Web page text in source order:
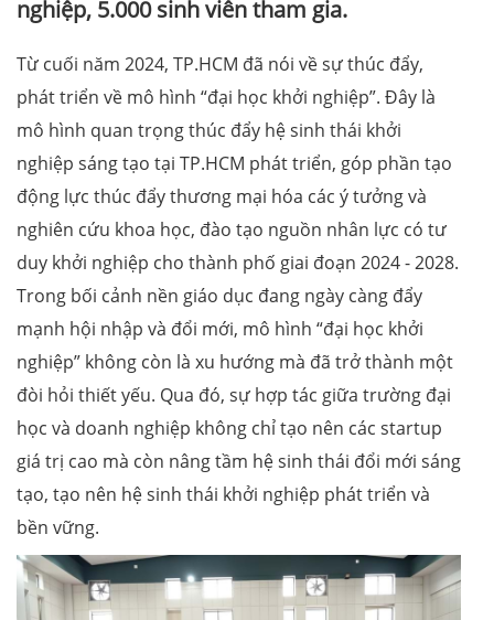
nghiệp, 5.000 sinh viên tham gia.
Từ cuối năm 2024, TP.HCM đã nói về sự thúc đẩy,
phát triển về mô hình “đại học khởi nghiệp”. Đây là
mô hình quan trọng thúc đẩy hệ sinh thái khởi
nghiệp sáng tạo tại TP.HCM phát triển, góp phần tạo
động lực thúc đẩy thương mại hóa các ý tưởng và
nghiên cứu khoa học, đào tạo nguồn nhân lực có tư
duy khởi nghiệp cho thành phố giai đoạn 2024 - 2028.
Trong bối cảnh nền giáo dục đang ngày càng đẩy
mạnh hội nhập và đổi mới, mô hình “đại học khởi
nghiệp” không còn là xu hướng mà đã trở thành một
đòi hỏi thiết yếu. Qua đó, sự hợp tác giữa trường đại
học và doanh nghiệp không chỉ tạo nên các startup
giá trị cao mà còn nâng tầm hệ sinh thái đổi mới sáng
tạo, tạo nên hệ sinh thái khởi nghiệp phát triển và
bền vững.